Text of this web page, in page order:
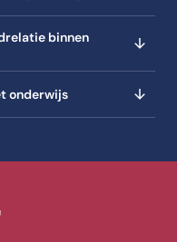
binnen
onderwijs